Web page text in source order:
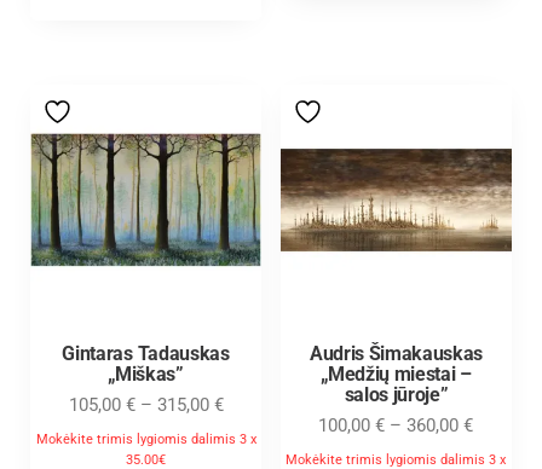
Gintaras Tadauskas
„Miškas”
105,00 € – 315,00 €
Mokėkite trimis lygiomis dalimis 3 x
35.00€
Audris Šimakauskas
„Medžių miestai –
salos jūroje”
100,00€ – 360,00€
Mokėkite trimis lygiomis dalimis 3 x